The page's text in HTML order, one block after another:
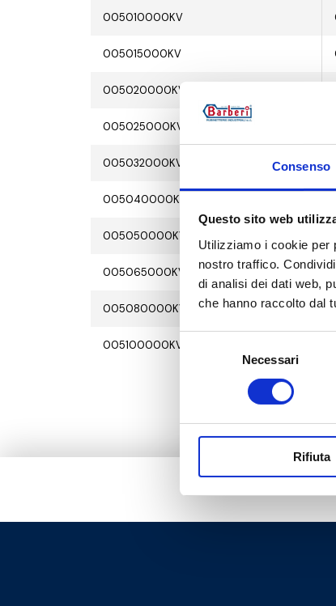
Consenso
Questo sito web
Utilizziamo i cookie per
nostro traffico.
di analisi dei dati web,
che hanno raccolto dal
Necessari
Rifiuta
005010000KV
005015000KV
005020000KV
005025000KV
005032000KV
005040000KV
005050000KV
005065000KV
005080000KV
005100000KV